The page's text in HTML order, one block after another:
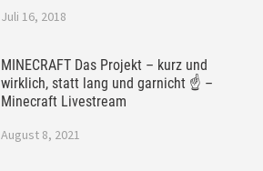
Juli 16, 2018
MINECRAFT Das Projekt – kurz und
wirklich, statt lang und garnicht ☝ –
Minecraft Livestream
August 8, 2021